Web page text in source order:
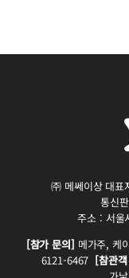
㈜ 메쎄이상 대
통신
주소 : 서울
[참가 문의] 메가주, 케
6121-6467 [참관